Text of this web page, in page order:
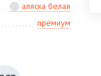
аляска белая
премиум